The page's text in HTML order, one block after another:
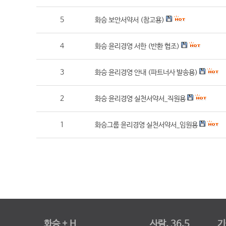
5 화승 보안서약서 (참고용)
4 화승 윤리경영 서한 (반환 협조)
3 화승 윤리경영 안내 (파트너사 발송용)
2 화승 윤리경영 실천서약서_직원용
1 화승그룹 윤리경영 실천서약서_임원용
화승 + H 사람, 36.5